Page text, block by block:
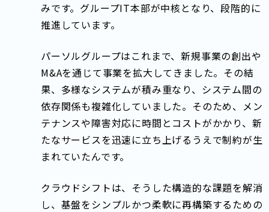
みです。グループIT本部が中核となり、段階的に
推進しています。
パーソルグループはこれまで、新規事業の創出や
M&Aを通じて事業を拡大してきました。その結
果、多様なシステムが積み重なり、システム間の
依存関係も複雑化していました。そのため、メン
テナンスや障害対応に時間とコストがかかり、新
たなサービスを迅速に立ち上げるうえで制約が生
まれていたんです。
クラウドシフトは、そうした構造的な課題を解消
し、基盤をシンプルかつ柔軟に再構築するための